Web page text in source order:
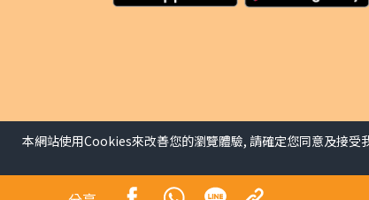
擁有綿長海岸綫的英國南部城市布萊頓（
Sisters Cliff），除了是不少電影、電視劇
布萊頓距離倫敦僅一小時車程，市中心設有
逛，或前往South Downs National Park來
本網站使用Cookies來改善您的瀏覽體驗, 請確定您同意及接受